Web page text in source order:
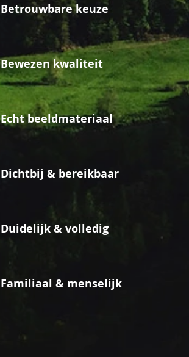
Betrouwbare keuze
Bewezen kwaliteit
Echt beeldmateriaal
Dichtbij & bereikbaar
Duidelijk & volledig
Familiaal & menselijk